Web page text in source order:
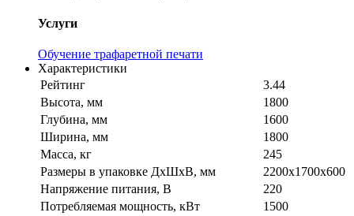
Услуги
Обучение трафаретной печати
Характеристики
Рейтинг
3.44
Высота, мм
1800
Глубина, мм
1600
Ширина, мм
1800
Масса, кг
245
Размеры в упаковке ДхШхВ, мм
2200х1700х600
Напряжение питания, В
220
Потребляемая мощность, кВт
1500